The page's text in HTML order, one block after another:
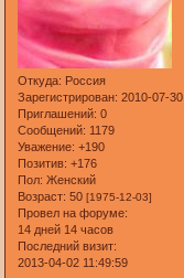
Откуда: Россия
Зарегистрирован: 2010-07-30
Приглашений: 0
Сообщений: 1179
Уважение: +190
Позитив: +176
Пол: Женский
Возраст: 50[1975-12-03]
Провел на форуме:
14 дней 14 часов
Последний визит:
2013-04-02 11:49:59